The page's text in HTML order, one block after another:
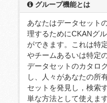
グループ機能とは
あなたはデータセット
理するためにCKANグ
ができます。これは特
やチームあるいは特定
データセットのカタロ
し、人々があなたの所
セットを発見し，検索
単な方法として使えます